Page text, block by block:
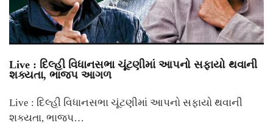
Live : દિલ્હી વિધાનસભા ચૂંટણીમાં આપનો સફાયો થવાની
શક્યતા, ભાજપ આગળ
Live : દિલ્હી વિધાનસભા ચૂંટણીમાં આપનો સફાયો થવાની
શક્યતા, ભાજપ…